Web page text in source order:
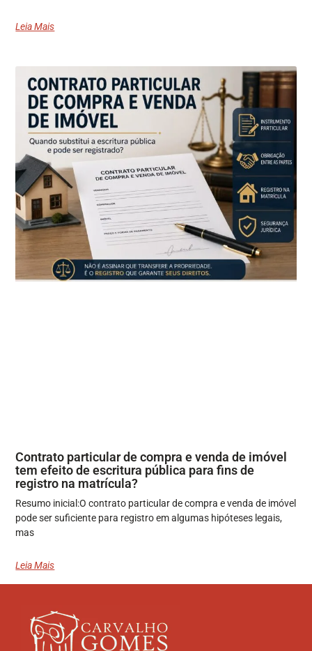
Leia Mais
Contrato particular de compra e venda de imóvel
tem efeito de escritura pública para fins de
registro na matrícula?
Resumo inicial:O contrato particular de compra e venda de imóvel
pode ser suficiente para registro em algumas hipóteses legais,
mas
Leia Mais